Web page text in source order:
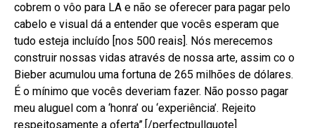
cobrem o vôo para LA e não se oferecer para pagar pelo
cabelo e visual dá a entender que vocês esperam que
tudo esteja incluído [nos 500 reais]. Nós merecemos
construir nossas vidas através de nossa arte, assim co o
Bieber acumulou uma fortuna de 265 milhões de dólares.
É o mínimo que vocês deveriam fazer. Não posso pagar
meu aluguel com a ‘honra’ ou ‘experiência’. Rejeito
respeitosamente a oferta”.[/perfectpullquote]